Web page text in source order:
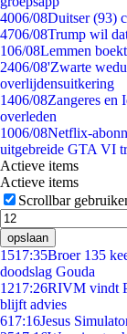
4006/08Duitser (93)
4706/08Trump wil
106/08Lemmen
2406/08'Zwarte
overlijdensuitkering
1406/08Zangeres en
overleden
1006/08Netflix-
uitgebreide GTA VI
Actieve items
Actieve items
Scrollbar
opslaan
1517:35Broer 135
doodslag Gouda
1217:26RIVM vindt
blijft advies
617:16Jesus